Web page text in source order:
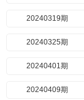
20240319期
20240325期
20240401期
20240409期